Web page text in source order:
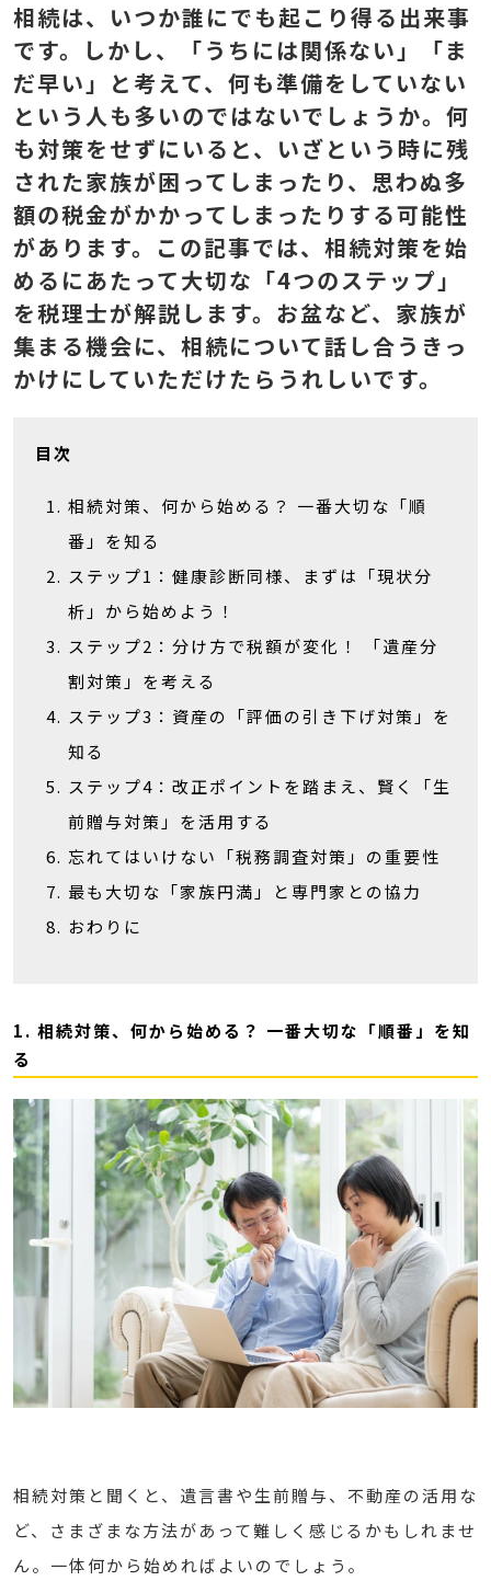
相続は、いつか誰にでも起こり得る出来事
です。しかし、「うちには関係ない」「ま
だ早い」と考えて、何も準備をしていない
という人も多いのではないでしょうか。何
も対策をせずにいると、いざという時に残
された家族が困ってしまったり、思わぬ多
額の税金がかかってしまったりする可能性
があります。この記事では、相続対策を始
めるにあたって大切な「4つのステップ」
を税理士が解説します。お盆など、家族が
集まる機会に、相続について話し合うきっ
かけにしていただけたらうれしいです。
目次
相続対策、何から始める？ 一番大切な「順
番」を知る
ステップ1：健康診断同様、まずは「現状分
析」から始めよう！
ステップ2：分け方で税額が変化！ 「遺産分
割対策」を考える
ステップ3：資産の「評価の引き下げ対策」を
知る
ステップ4：改正ポイントを踏まえ、賢く「生
前贈与対策」を活用する
忘れてはいけない「税務調査対策」の重要性
最も大切な「家族円満」と専門家との協力
おわりに
1. 相続対策、何から始める？ 一番大切な「順番」を知
る
相続対策と聞くと、遺言書や生前贈与、不動産の活用な
ど、さまざまな方法があって難しく感じるかもしれませ
ん。一体何から始めればよいのでしょう。